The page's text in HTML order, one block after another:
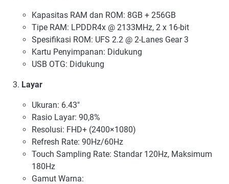
Kapasitas RAM dan ROM: 8GB + 256GB
Tipe RAM: LPDDR4x @ 2133MHz, 2 x 16-bit
Spesifikasi ROM: UFS 2.2 @ 2-Lanes Gear 3
Kartu Penyimpanan: Didukung
USB OTG: Didukung
Layar
Ukuran: 6.43"
Rasio Layar: 90,8%
Resolusi: FHD+ (2400×1080)
Refresh Rate: 90Hz/60Hz
Touch Sampling Rate: Standar 120Hz, Maksimum
180Hz
Gamut Warna: